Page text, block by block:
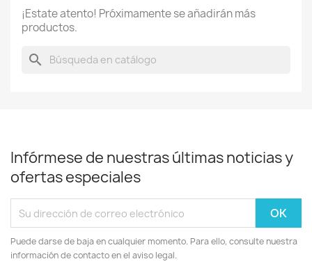
¡Estate atento! Próximamente se añadirán más
productos.
search
Infórmese de nuestras últimas noticias y
ofertas especiales
Puede darse de baja en cualquier momento. Para ello, consulte nuestra
información de contacto en el aviso legal.